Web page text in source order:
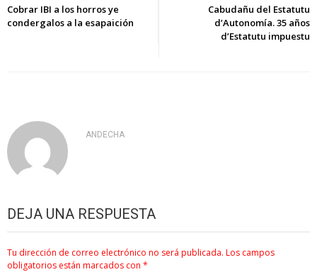
de
Cobrar IBI a los horros ye
condergalos a la esapaición
Cabudañu del Estatutu
d’Autonomía. 35 años
d’Estatutu impuestu
ANDECHA
DEJA UNA RESPUESTA
Tu dirección de correo electrónico no será publicada. Los campos
obligatorios están marcados con *